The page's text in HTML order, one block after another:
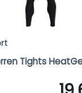
Tights